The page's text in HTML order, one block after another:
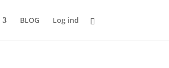
BLOG Log ind